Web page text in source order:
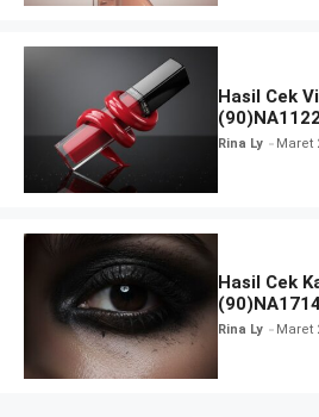
Hasil Cek
BPOM
Rina Ly Maret
Hasil Cek
BPOM
Rina Ly Maret